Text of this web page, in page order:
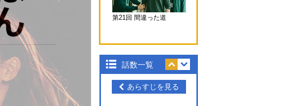
第21回 間違った道
話数一覧
あらすじを見る